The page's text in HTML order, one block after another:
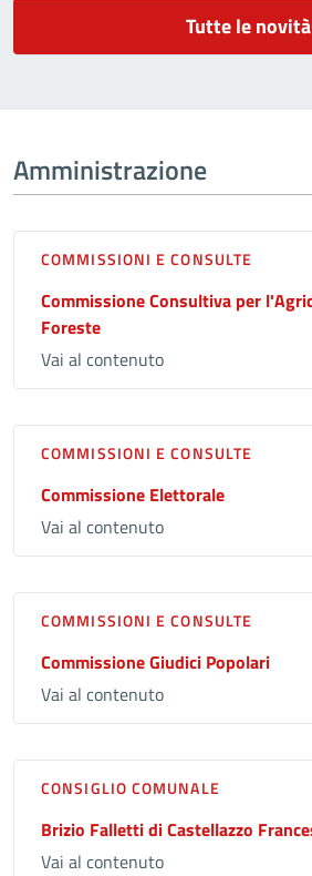
Tutte le novità
Amministrazione
COMMISSIONI E CONSULTE
Commissione Consultiva per
Foreste
Vai al contenuto
COMMISSIONI E CONSULTE
Commissione Elettorale
Vai al contenuto
COMMISSIONI E CONSULTE
Commissione Giudici Popolari
Vai al contenuto
CONSIGLIO COMUNALE
Brizio Falletti di Castellazzo
Vai al contenuto